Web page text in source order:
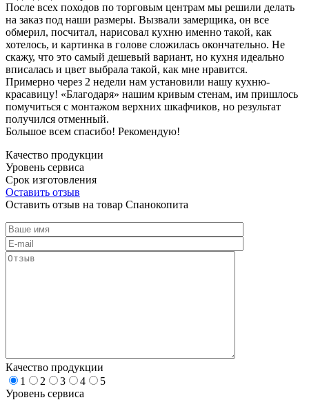
После всех походов по торговым центрам мы решили делать
на заказ под наши размеры. Вызвали замерщика, он все
обмерил, посчитал, нарисовал кухню именно такой, как
хотелось, и картинка в голове сложилась окончательно. Не
скажу, что это самый дешевый вариант, но кухня идеально
вписалась и цвет выбрала такой, как мне нравится.
Примерно через 2 недели нам установили нашу кухню-
красавицу! «Благодаря» нашим кривым стенам, им пришлось
помучиться с монтажом верхних шкафчиков, но результат
получился отменный.
Большое всем спасибо! Рекомендую!
Качество продукции
Уровень сервиса
Срок изготовления
Оставить отзыв
Оставить отзыв на товар Спанокопита
Качество продукции
1
2 3 4
5
Уровень сервиса